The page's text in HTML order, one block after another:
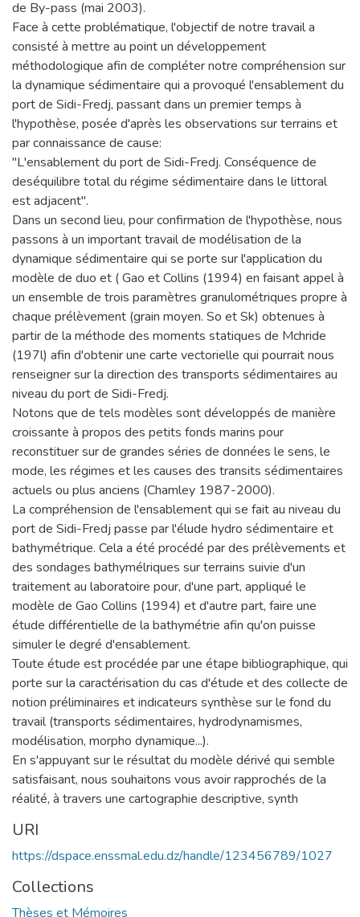
de By-pass (mai 2003).
Face à cette problématique, l'objectif de notre travail a
consisté à mettre au point un développement
méthodologique afin de compléter notre compréhension sur
la dynamique sédimentaire qui a provoqué l'ensablement du
port de Sidi-Fredj, passant dans un premier temps à
l'hypothèse, posée d'après les observations sur terrains et
par connaissance de cause:
"L'ensablement du port de Sidi-Fredj. Conséquence de
deséquilibre total du régime sédimentaire dans le littoral
est adjacent".
Dans un second lieu, pour confirmation de l'hypothèse, nous
passons à un important travail de modélisation de la
dynamique sédimentaire qui se porte sur l'application du
modèle de duo et ( Gao et Collins (1994) en faisant appel à
un ensemble de trois paramètres granulométriques propre à
chaque prélèvement (grain moyen. So et Sk) obtenues à
partir de la méthode des moments statiques de Mchride
(197l) afin d'obtenir une carte vectorielle qui pourrait nous
renseigner sur la direction des transports sédimentaires au
niveau du port de Sidi-Fredj.
Notons que de tels modèles sont développés de manière
croissante à propos des petits fonds marins pour
reconstituer sur de grandes séries de données le sens, le
mode, les régimes et les causes des transits sédimentaires
actuels ou plus anciens (Chamley 1987-2000).
La compréhension de l'ensablement qui se fait au niveau du
port de Sidi-Fredj passe par l'élude hydro sédimentaire et
bathymétrique. Cela a été procédé par des prélèvements et
des sondages bathymélriques sur terrains suivie d'un
traitement au laboratoire pour, d'une part, appliqué le
modèle de Gao Collins (1994) et d'autre part, faire une
étude différentielle de la bathymétrie afin qu'on puisse
simuler le degré d'ensablement.
Toute étude est procédée par une étape bibliographique, qui
porte sur la caractérisation du cas d'étude et des collecte de
notion préliminaires et indicateurs synthèse sur le fond du
travail (transports sédimentaires, hydrodynamismes,
modélisation, morpho dynamique...).
En s'appuyant sur le résultat du modèle dérivé qui semble
satisfaisant, nous souhaitons vous avoir rapprochés de la
réalité, à travers une cartographie descriptive, synth
URI
https://dspace.enssmal.edu.dz/handle/123456789/1027
Collections
Thèses et Mémoires